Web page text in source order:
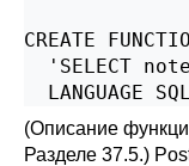
CREATE
'SELECT
LANGUAGE
(Описание
Разделе 37.5.)